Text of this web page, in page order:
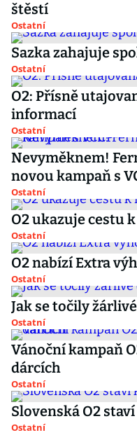
štěstí
Ostatní
Sazka zahajuje
Ostatní
O2: Přísně
informací
Ostatní
Nevyměknem!
novou kampaň s
Ostatní
O2 ukazuje cestu
Ostatní
O2 nabízí Extra
Ostatní
Jak se točily
Ostatní
Vánoční kampaň
dárcích
Ostatní
Slovenská O2
Ostatní